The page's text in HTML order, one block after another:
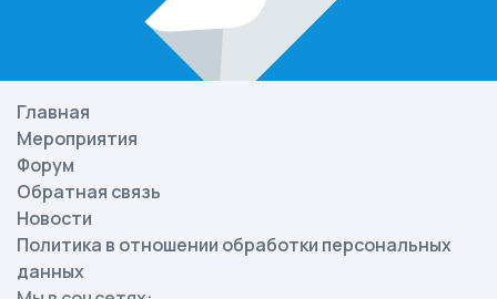
Главная
Мероприятия
Форум
Обратная связь
Новости
Политика в отношении обработки персональных
данных